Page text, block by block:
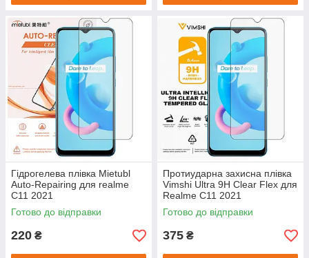
Гідрогелева плівка Mietubl
Auto-Repairing для realme
C11 2021
Готово до відправки
220 ₴
Протиударна захисна плівка
Vimshi Ultra 9H Clear Flex для
Realme C11 2021
Готово до відправки
375 ₴